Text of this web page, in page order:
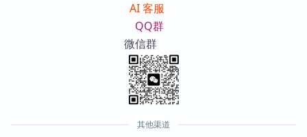
AI 客服
QQ群
微信群
其他渠道